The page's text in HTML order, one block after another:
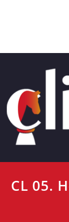
CL 05.